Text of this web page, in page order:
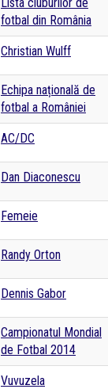
fotbal din România
Christian Wulff
Echipa națională de
fotbal a României
AC/DC
Dan Diaconescu
Femeie
Randy Orton
Dennis Gabor
Campionatul Mondial
de Fotbal 2014
Vuvuzela